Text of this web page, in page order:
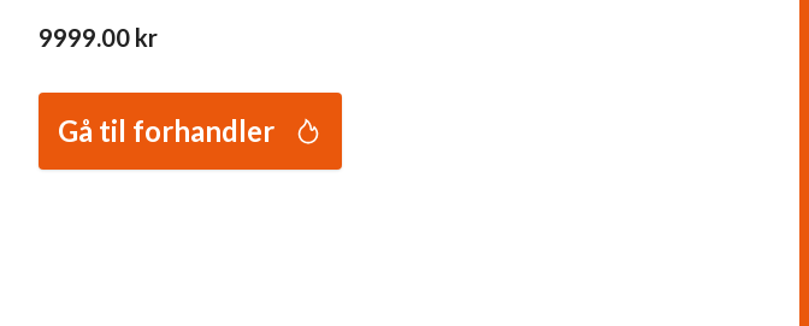
9999.00 kr
Gå til forhandler